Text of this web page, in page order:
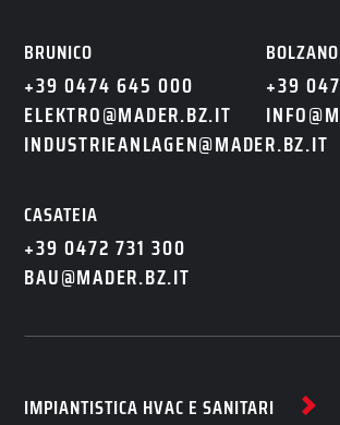
BRUNICO
+39 0474 645 000
ELEKTRO@MADER.BZ.IT
INDUSTRIEANLAGEN@MADER.BZ.IT
BOLZANO
+39
CASATEIA
+39 0472 731 300
BAU@MADER.BZ.IT
IMPIANTISTICA HVAC E SANITARI